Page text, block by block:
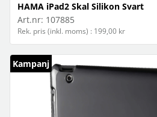
HAMA iPad2 Skal Silikon Svart
Art.nr: 107885
Rek. pris (inkl. moms) : 199,00 kr
Kampanj